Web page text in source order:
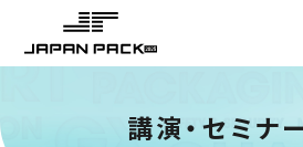
講演・セミナ